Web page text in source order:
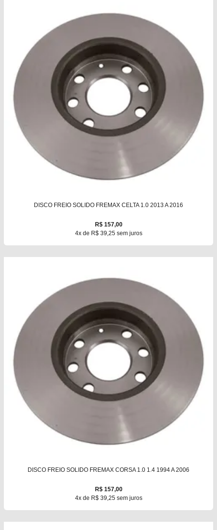
DISCO FREIO SOLIDO FREMAX CELTA 1.0 2013 A 2016
R$ 157,00
4x de R$ 39,25 sem juros
DISCO FREIO SOLIDO FREMAX CORSA 1.0 1.4 1994 A 2006
R$ 157,00
4x de R$ 39,25 sem juros